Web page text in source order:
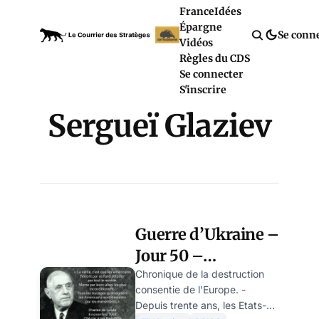
FranceIdées
Épargne
Vidéos
Règles du CDS
Se connecter
S'inscrire
Se
Sergueï Glaziev
Guerre d’Ukraine –
Jour 50 –
L’intervention de
l’OTAN en Ukraine
Chronique de la destruction
consentie de l'Europe. -
Depuis trente ans, les Etats-